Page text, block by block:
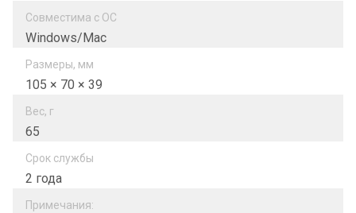
Совместима с ОС
Windows/Mac
Размеры, мм
105 × 70 × 39
Вес, г
65
Срок службы
2 года
Примечания: